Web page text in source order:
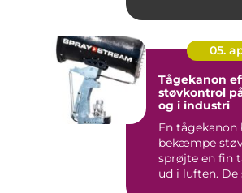
05.
Tågekanon effektiv
støvkontrol
og i industri
En
bekæmpe
sprøjte en fin
ud i luften. De